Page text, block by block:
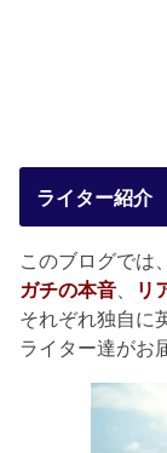
ライター紹介
このブログでは
ガチの本音
リ
それぞれ独自に
ライター達がお